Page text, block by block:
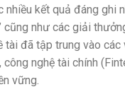
kết quả đáng ghi
cũng như các giải
tài đã tập trung vào
nghệ tài chính
vững.